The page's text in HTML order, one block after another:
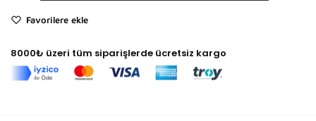
Favorilere ekle
8000₺ üzeri tüm siparişlerde ücretsiz kargo